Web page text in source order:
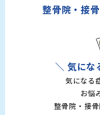
整骨院・接
＼ 気に
気になる
お悩
整骨院・接